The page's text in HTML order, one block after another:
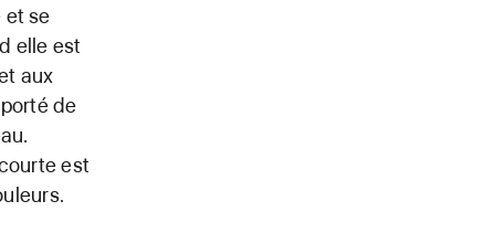
et se
elle est
aux
de
est